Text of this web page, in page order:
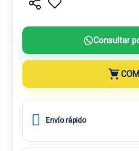
Consultar
Envío rápido